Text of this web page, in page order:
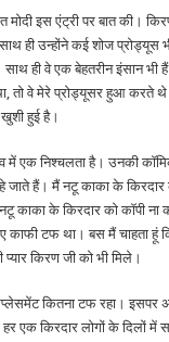
मोदी इस एंट्री पर बात की।
ही उन्होंने कई शोज प्रोड्यूस
ही वे एक बेहतरीन इंसान भी
तो वे मेरे प्रोड्यूसर हुआ करते
हुई है।
एक निश्चलता है। उनकी
जाते हैं। मैं नटू काका के किरदार
काका के किरदार को कॉपी
काफी टफ था। बस मैं चाहता
प्यार किरण जी को भी मिले।
कितना टफ रहा। इसपर
एक किरदार लोगों के दिलों में